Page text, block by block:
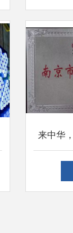
来中华
南京中